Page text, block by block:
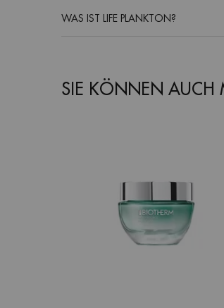
WAS IST LIFE PLANKTON?
SIE KÖNNEN AUCH